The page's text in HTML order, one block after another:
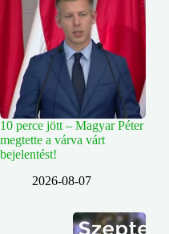
10 perce jött – Magyar Péter
megtette a várva várt
bejelentést!
2026-08-07